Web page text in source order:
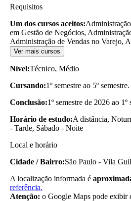
Requisitos
Um dos cursos aceitos:
em Gestão de Negócios,
Administração de Vendas no Varejo,
Ver mais cursos
Nível:Técnico, Médio
Cursando:1º semestre ao 5º semestre.
Conclusão:1º semestre de 2026 ao
Horário de estudo:A distância,
- Tarde, Sábado - Noite
Local e horário
Cidade / Bairro:São Paulo - Vila
A localização informada é
referência.
Atenção: o Google Maps pode exibir